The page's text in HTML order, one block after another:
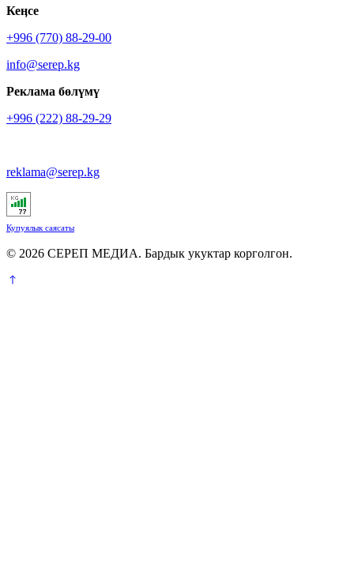
Кеӊсе
+996 (770) 88-29-00
info@serep.kg
Реклама бөлүмү
+996 (222) 88-29-29
reklama@serep.kg
Купуялык саясаты
© 2026 СЕРЕП МЕДИА. Бардык укуктар корголгон.